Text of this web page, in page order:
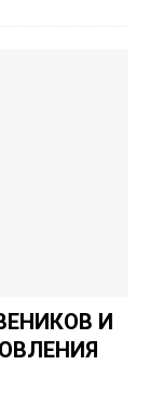
И